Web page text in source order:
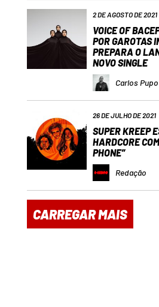
2 DE AGOSTO DE 2021
VOICE OF
POR GAROTAS
PREPARA O
NOVO SINGLE
Carlos Pupo
26 DE JULHO DE 2021
SUPER KREEP
HARDCORE
PHONE”
Redação
CARREGAR MAIS